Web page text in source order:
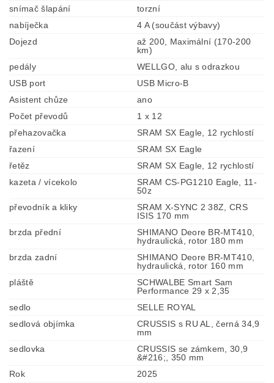
snímač šlapání
torzní
nabíječka
4 A (součást výbavy)
Dojezd
až 200, Maximální (170-200
km)
pedály
WELLGO, alu s odrazkou
USB port
USB Micro-B
Asistent chůze
ano
Počet převodů
1 x 12
přehazovačka
SRAM SX Eagle, 12 rychlostí
řazení
SRAM SX Eagle
řetěz
SRAM SX Eagle, 12 rychlostí
kazeta / vícekolo
SRAM CS-PG1210 Eagle, 11-
50z
převodník a kliky
SRAM X-SYNC 2 38Z, CRS
ISIS 170 mm
brzda přední
SHIMANO Deore BR-MT410,
hydraulická, rotor 180 mm
brzda zadní
SHIMANO Deore BR-MT410,
hydraulická, rotor 160 mm
pláště
SCHWALBE Smart Sam
Performance 29 x 2,35
sedlo
SELLE ROYAL
sedlová objímka
CRUSSIS s RU AL, černá 34,9
mm
sedlovka
CRUSSIS se zámkem, 30,9
&#216;, 350 mm
Rok
2025